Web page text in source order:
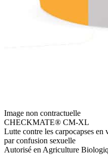
Image non contractuelle
CHECKMATE® CM-XL
Lutte contre les carpocapses
par confusion sexuelle
Autorisé en Agriculture